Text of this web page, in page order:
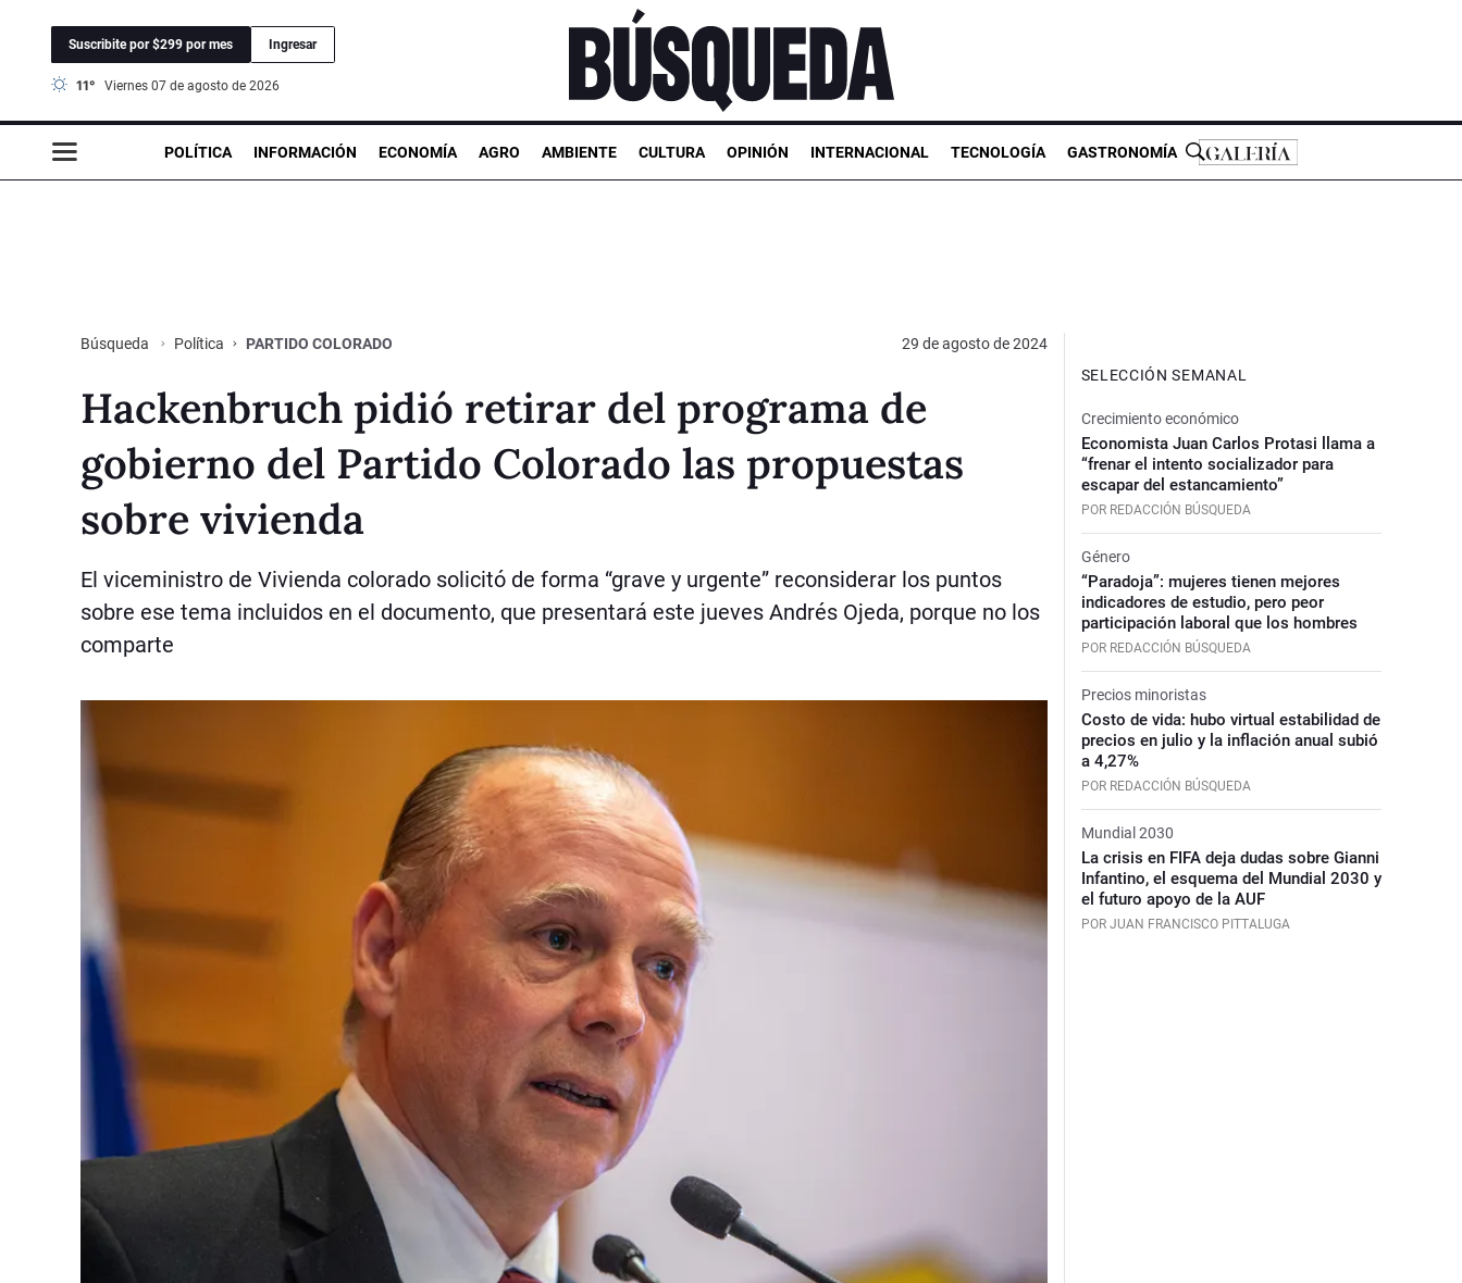
Suscribite por $299 por mes Ingresar
11° viernes 07 de agosto de 2026
POLÍTICA INFORMACIÓN ECONOMÍA AGRO AMBIENTE CULTURA OPINIÓN INTERNACIONAL TECNOLOGÍA GASTRONOMÍA
Búsqueda Política PARTIDO COLORADO 29 de agosto de 2024
Hackenbruch pidió retirar del programa de
gobierno del Partido Colorado las propuestas
sobre vivienda
El viceministro de Vivienda colorado solicitó de forma “grave y urgente” reconsiderar los puntos
sobre ese tema incluidos en el documento, que presentará este jueves Andrés Ojeda, porque no los
comparte
SELECCIÓN SEMANAL
Crecimiento económico
Economista Juan Carlos Protasi llama a
“frenar el intento socializador para
escapar del estancamiento”
POR REDACCIÓN BÚSQUEDA
Género
“Paradoja”: mujeres tienen mejores
indicadores de estudio, pero peor
participación laboral que los hombres
POR REDACCIÓN BÚSQUEDA
Precios minoristas
Costo de vida: hubo virtual estabilidad de
precios en julio y la inflación anual subió
a 4,27%
POR REDACCIÓN BÚSQUEDA
Mundial 2030
La crisis en FIFA deja dudas sobre Gianni
Infantino, el esquema del Mundial 2030 y
el futuro apoyo de la AUF
POR JUAN FRANCISCO PITTALUGA